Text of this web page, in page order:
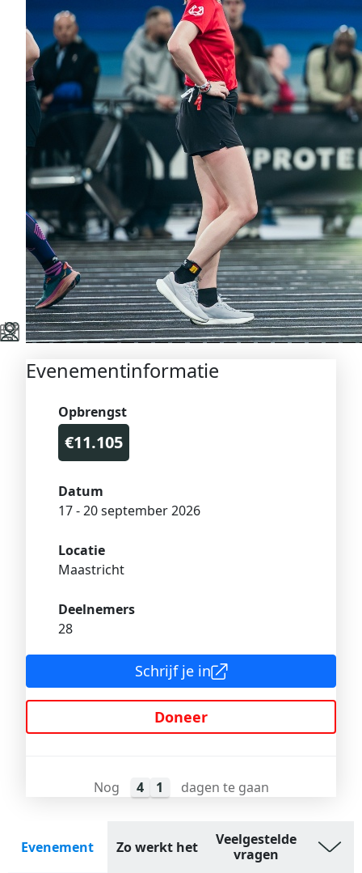
Evenementinformatie
Opbrengst
€11.105
Datum
17 - 20 september 2026
Locatie
Maastricht
Deelnemers
28
Schrijf je in
Doneer
Nog 4 1 dagen te gaan
Evenement Zo werkt het
Veelgestelde
vragen